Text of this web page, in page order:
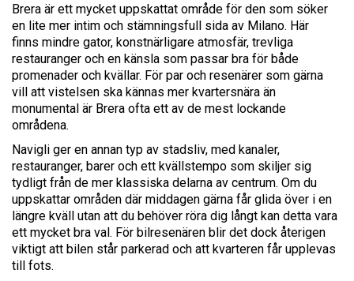
Brera är ett mycket uppskattat område för den som söker
en lite mer intim och stämningsfull sida av Milano. Här
finns mindre gator, konstnärligare atmosfär, trevliga
restauranger och en känsla som passar bra för både
promenader och kvällar. För par och resenärer som gärna
vill att vistelsen ska kännas mer kvartersnära än
monumental är Brera ofta ett av de mest lockande
områdena.
Navigli ger en annan typ av stadsliv, med kanaler,
restauranger, barer och ett kvällstempo som skiljer sig
tydligt från de mer klassiska delarna av centrum. Om du
uppskattar områden där middagen gärna får glida över i en
längre kväll utan att du behöver röra dig långt kan detta vara
ett mycket bra val. För bilresenären blir det dock återigen
viktigt att bilen står parkerad och att kvarteren får upplevas
till fots.